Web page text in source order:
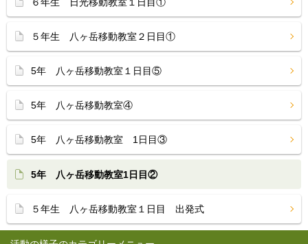
５年生 八ヶ岳移動教室２日目①
5年 八ヶ岳移動教室１日目⑤
5年 八ヶ岳移動教室④
5年 八ヶ岳移動教室 1日目③
5年 八ヶ岳移動教室1日目②
５年生 八ヶ岳移動教室１日目 出発式